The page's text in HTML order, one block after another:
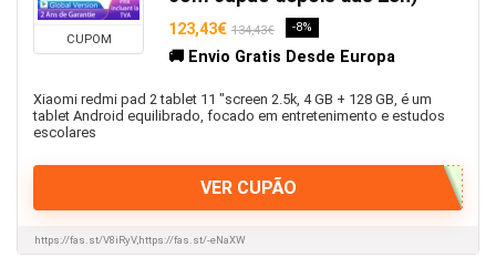
Desporto e Outdoor
Dia dos namorados
Drones
E-Bikes
Energia Solar
CUPOM
123,43€ 134,43€ -8%
🚚 Envio Gratis Desde Europa
Xiaomi redmi pad 2 tablet 11 "screen 2.5k, 4 GB + 128 GB, é um
tablet Android equilibrado, focado em entretenimento e estudos
escolares
VER CUPÃO
https://fas.st/V8iRyV,https://fas.st/-eNaXW